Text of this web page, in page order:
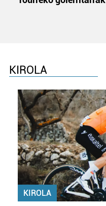
KIROLA
KIROLA